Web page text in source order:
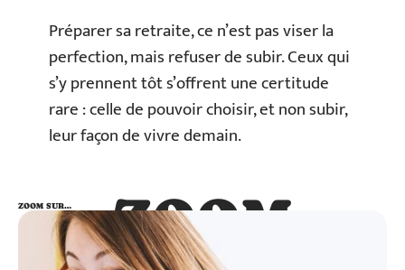
Préparer sa retraite, ce n’est pas viser la
perfection, mais refuser de subir. Ceux qui
s’y prennent tôt s’offrent une certitude
rare : celle de pouvoir choisir, et non subir,
leur façon de vivre demain.
ZOOM
SUR…
ZOOM SUR…